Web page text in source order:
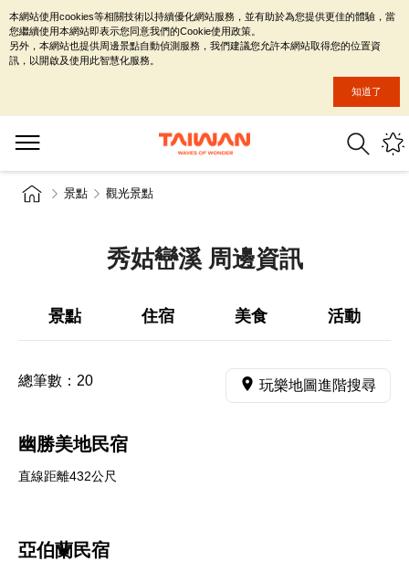
景點 觀光景點
秀姑巒溪 周邊資訊
景點 住宿 美食 活動
總筆數： 20 玩樂地圖進階搜尋
幽勝美地民宿
直線距離432公尺
亞伯蘭民宿
本網站使用cookies等相關技術以持續優化網站服務，並有助於為您提供更佳的體驗，當
您繼續使用本網站即表示您同意我們的Cookie使用政策。
另外，本網站也提供周邊景點自動偵測服務，我們建議您允許本網站取得您的位置資
訊，以開啟及使用此智慧化服務。
知道了